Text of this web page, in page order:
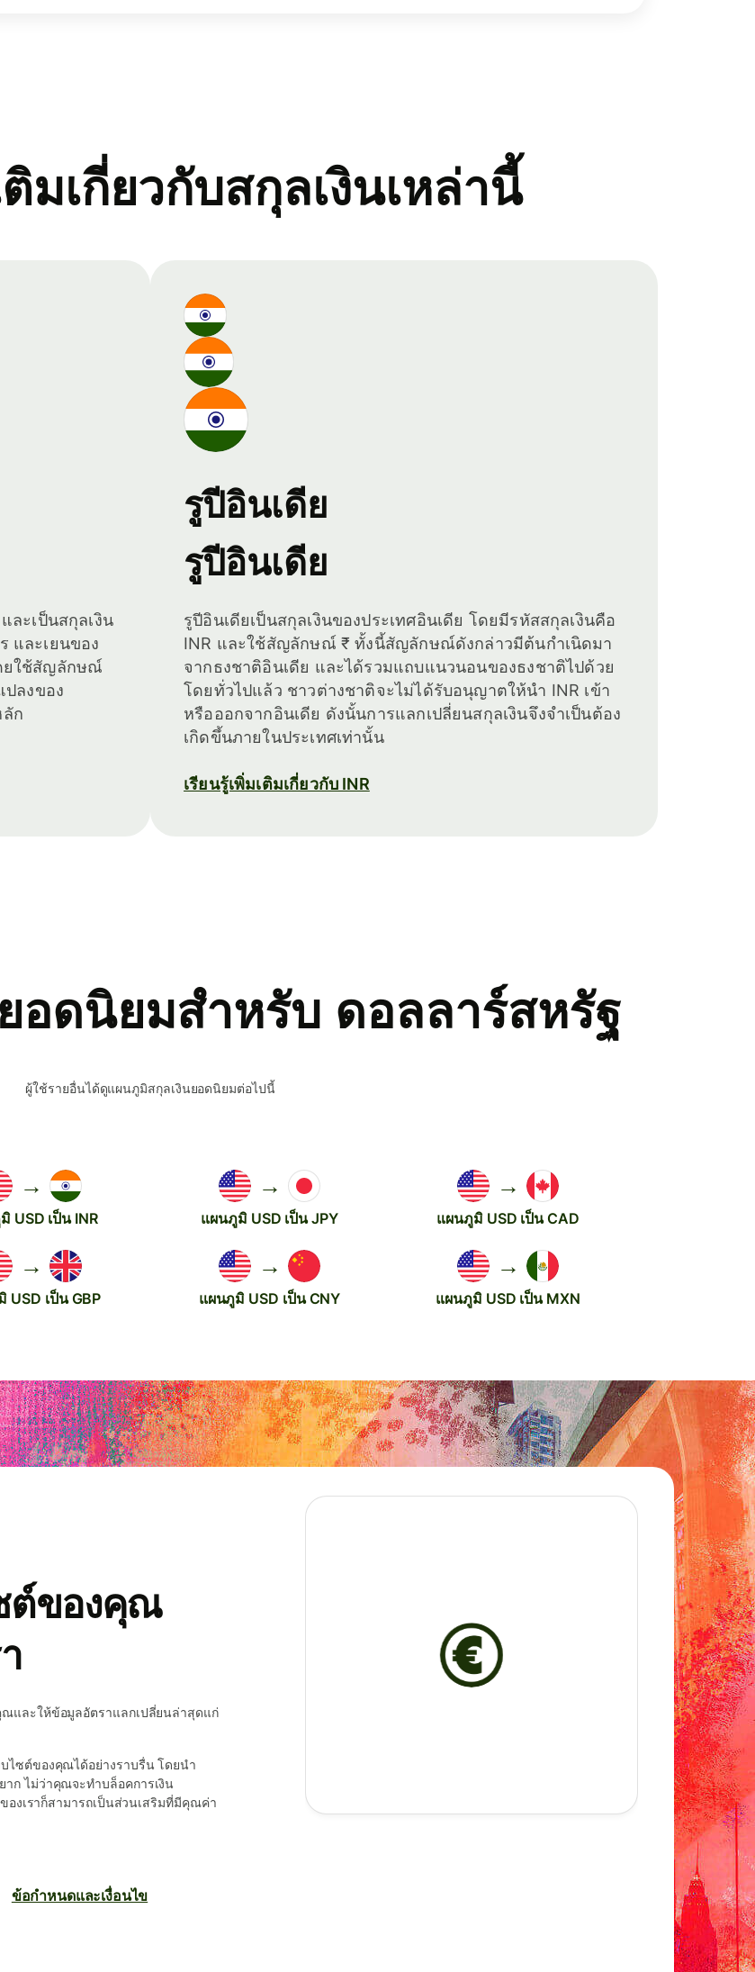
ติมเกี่ยวกับสกุลเงินเหล่านี้
ละเป็นสกุลเงิน
และเยนของ
ยใช้สัญลักษณ์
ปลงของ
ก
รูปีอินเดีย
รูปีอินเดีย
รูปีอินเดียเป็นสกุลเงินของประเทศอินเดีย โดยมีรหัสสกุลเงินคือ
INR และใช้สัญลักษณ์ ₹ ทั้งนี้สัญลักษณ์ดังกล่าวมีต้นกำเนิดมา
จากธงชาติอินเดีย และได้รวมแถบแนวนอนของธงชาติไปด้วย
โดยทั่วไปแล้ว ชาวต่างชาติจะไม่ได้รับอนุญาตให้นำ INR เข้า
หรือออกจากอินเดีย ดังนั้นการแลกเปลี่ยนสกุลเงินจึงจำเป็นต้อง
เกิดขึ้นภายในประเทศเท่านั้น
เรียนรู้เพิ่มเติมเกี่ยวกับ INR
อดนิยมสำหรับ ดอลลาร์สหรัฐ
ผู้ใช้รายอื่นได้ดูแผนภูมิสกุลเงินยอดนิยมต่อไปนี้
→
USD เป็น INR
→
แผนภูมิ USD เป็น JPY
→
แผนภูมิ USD เป็น CAD
→
USD เป็น GBP
→
แผนภูมิ USD เป็น CNY
→
แผนภูมิ USD เป็น MXN
ต์ของคุณ
ณและให้ข้อมูลอัตราแลกเปลี่ยนล่าสุดแก่
บไซต์ของคุณได้อย่างราบรื่น โดยนำ
ก ไม่ว่าคุณจะทำบล็อคการเงิน
องเราก็สามารถเป็นส่วนเสริมที่มีคุณค่า
ข้อกำหนดและเงื่อนไข